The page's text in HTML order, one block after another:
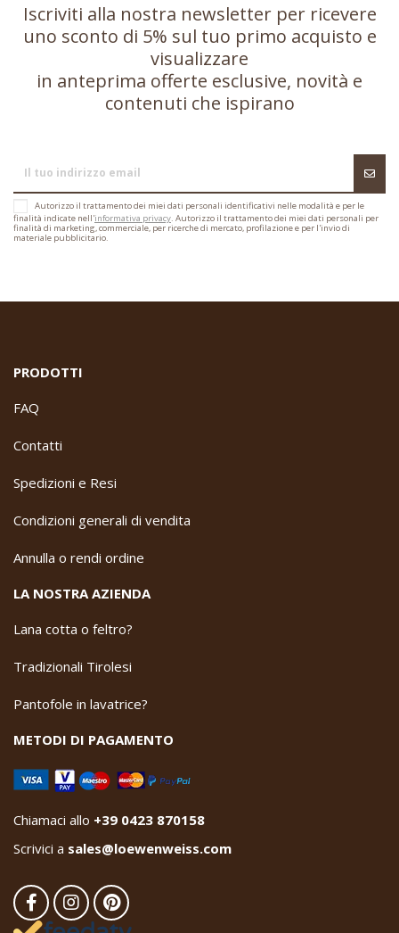
Iscriviti alla nostra newsletter per ricevere
uno sconto di 5% sul tuo primo acquisto e
visualizzare
in anteprima offerte esclusive, novità e
contenuti che ispirano
Autorizzo il trattamento dei miei dati personali identificativi nelle modalità e per le
finalità indicate nell'informativa privacy. Autorizzo il trattamento dei miei dati personali per
finalità di marketing, commerciale, per ricerche di mercato, profilazione e per l'invio di
materiale pubblicitario.
PRODOTTI
FAQ
Contatti
Spedizioni e Resi
Condizioni generali di vendita
Annulla o rendi ordine
LA NOSTRA AZIENDA
Lana cotta o feltro?
Tradizionali Tirolesi
Pantofole in lavatrice?
METODI DI PAGAMENTO
Chiamaci allo +39 0423 870158
Scrivici a sales@loewenweiss.com